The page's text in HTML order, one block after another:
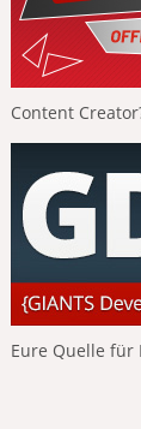
Content
Eure Quelle